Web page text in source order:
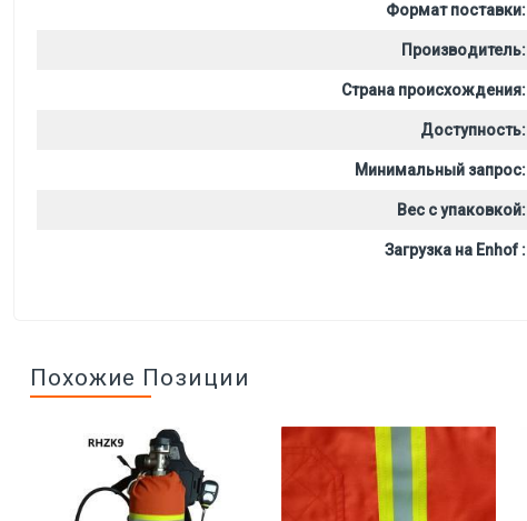
Формат поставки:
Производитель:
Страна происхождения:
Доступность:
Минимальный запрос:
Вес с упаковкой:
Загрузка на Enhof :
Похожие Позиции